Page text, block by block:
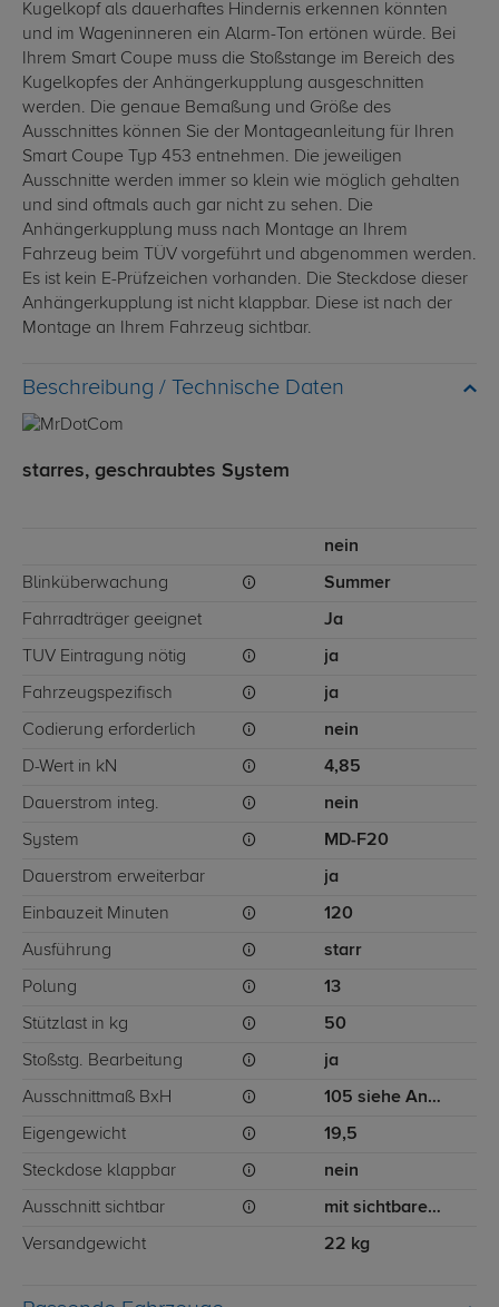
Kugelkopf als dauerhaftes Hindernis erkennen könnten
und im Wageninneren ein Alarm-Ton ertönen würde. Bei
Ihrem Smart Coupe muss die Stoßstange im Bereich des
Kugelkopfes der Anhängerkupplung ausgeschnitten
werden. Die genaue Bemaßung und Größe des
Ausschnittes können Sie der Montageanleitung für Ihren
Smart Coupe Typ 453 entnehmen. Die jeweiligen
Ausschnitte werden immer so klein wie möglich gehalten
und sind oftmals auch gar nicht zu sehen. Die
Anhängerkupplung muss nach Montage an Ihrem
Fahrzeug beim TÜV vorgeführt und abgenommen werden.
Es ist kein E-Prüfzeichen vorhanden. Die Steckdose dieser
Anhängerkupplung ist nicht klappbar. Diese ist nach der
Montage an Ihrem Fahrzeug sichtbar.
Technische Daten
starres, geschraubtes System
nein
Blinküberwachung Summer
Fahrradträger geeignet Ja
TÜV Eintragung nötig ja
Fahrzeugspezifisch ja
Codierung erforderlich nein
D-Wert in kN 4,85
Dauerstrom integ. nein
System MD-F20
Dauerstrom erweiterbar ja
Einbauzeit Minuten 120
Ausführung starr
Polung 13
Stützlast in kg 50
Stoßstg. Bearbeitung ja
Ausschnittmaß BxH 105 siehe Anleitung
Eigengewicht 19,5
Steckdose klappbar nein
Ausschnitt sichtbar mit sichtbarem Ausschnitt für Stoßstange
Versandgewicht 22 kg